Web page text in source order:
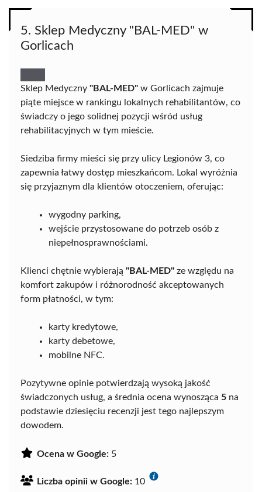
5. Sklep Medyczny "BAL-MED" w
Gorlicach
Sklep Medyczny "BAL-MED" w Gorlicach zajmuje
piąte miejsce w rankingu lokalnych rehabilitantów, co
świadczy o jego solidnej pozycji wśród usług
rehabilitacyjnych w tym mieście.
Siedziba firmy mieści się przy ulicy Legionów 3, co
zapewnia łatwy dostęp mieszkańcom. Lokal wyróżnia
się przyjaznym dla klientów otoczeniem, oferując:
wygodny parking,
wejście przystosowane do potrzeb osób z
niepełnosprawnościami.
Klienci chętnie wybierają "BAL-MED" ze względu na
komfort zakupów i różnorodność akceptowanych
form płatności, w tym:
karty kredytowe,
karty debetowe,
mobilne NFC.
Pozytywne opinie potwierdzają wysoką jakość
świadczonych usług, a średnia ocena wynosząca 5 na
podstawie dziesięciu recenzji jest tego najlepszym
dowodem.
Ocena w Google: 5
Liczba opinii w Google: 10